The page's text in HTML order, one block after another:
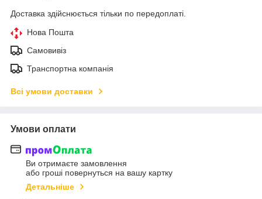
Доставка здійснюється тільки по передоплаті.
Нова Пошта
Самовивіз
Транспортна компанія
Всі умови доставки
Умови оплати
Ви отримаєте замовлення
або гроші повернуться на вашу картку
Детальніше